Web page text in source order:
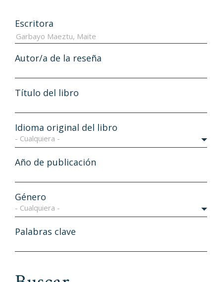
Escritora
Autor/a de la reseña
Título del libro
Idioma original del libro
- Cualquiera -
Año de publicación
Género
- Cualquiera -
Palabras clave